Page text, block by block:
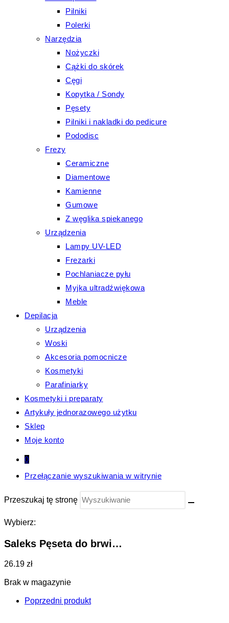
Pilniki
Polerki
Narzędzia
Nożyczki
Cążki do skórek
Cęgi
Kopytka / Sondy
Pęsety
Pilniki i nakladki do pedicure
Pododisc
Frezy
Ceramiczne
Diamentowe
Kamienne
Gumowe
Z węglika spiekanego
Urządzenia
Lampy UV-LED
Frezarki
Pochlaniacze pyłu
Myjka ultradźwiękowa
Meble
Depilacja
Urządzenia
Woski
Akcesoria pomocnicze
Kosmetyki
Parafiniarky
Kosmetyki i preparaty
Artykuły jednorazowego użytku
Sklep
Moje konto
0
Przełączanie wyszukiwania w witrynie
Przeszukaj tę stronę
Wybierz:
Saleks Pęseta do brwi…
26.19 zł
Brak w magazynie
Poprzedni produkt